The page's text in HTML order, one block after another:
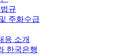
규
주화수급
응 소개
한국은행